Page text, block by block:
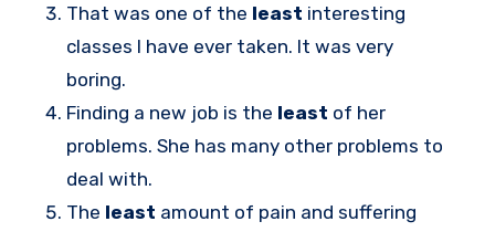
That was one of the least interesting
classes I have ever taken. It was very
boring.
Finding a new job is the least of her
problems. She has many other problems to
deal with.
The least amount of pain and suffering